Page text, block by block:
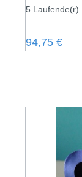
5 Laufende(r)
Regulärer
94,75 €